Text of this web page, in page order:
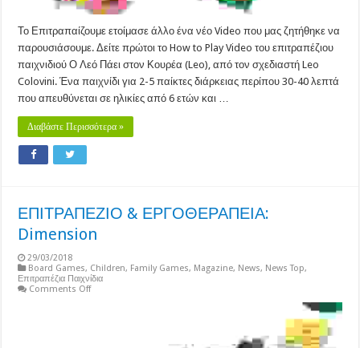
Το Επιτραπαίζουμε ετοίμασε άλλο ένα νέο Video που μας ζητήθηκε να
παρουσιάσουμε. Δείτε πρώτοι το How to Play Video του επιτραπέζιου
παιχνιδιού Ο Λεό Πάει στον Κουρέα (Leo), από τον σχεδιαστή Leo
Colovini. Ένα παιχνίδι για 2-5 παίκτες διάρκειας περίπου 30-40 λεπτά
που απευθύνεται σε ηλικίες από 6 ετών και …
Διαβάστε Περισσότερα »
ΕΠΙΤΡΑΠΕΖΙΟ & ΕΡΓΟΘΕΡΑΠΕΙΑ:
Dimension
29/03/2018
Board Games, Children, Family Games, Magazine, News, News Top,
Επιτραπέζια Παιχνίδια
Comments Offon